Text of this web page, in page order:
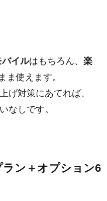
イルはもちろん、 楽
ま使えます。
げ対策にあてれば、
なしです。
ン＋オプション6